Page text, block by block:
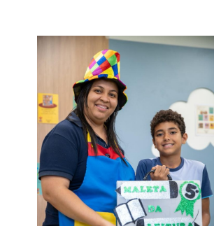
normalização:
equipe está ligando
falar